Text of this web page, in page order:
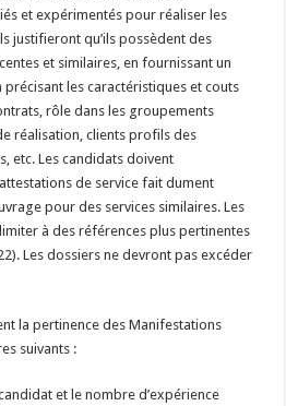
et expérimentés pour réaliser les
justifieront qu’ils possèdent des
et similaires, en fournissant un
les caractéristiques et couts
rôle dans les groupements
réalisation, clients profils des
etc. Les candidats doivent
de service fait dument
pour des services similaires. Les
à des références plus pertinentes
Les dossiers ne devront pas excéder
la pertinence des Manifestations
suivants :
et le nombre d’expérience